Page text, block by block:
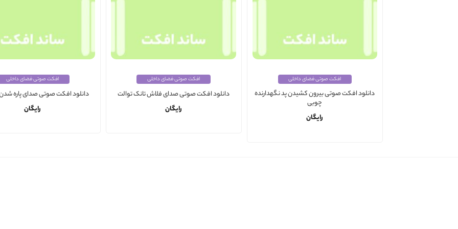
افکت صوتی فضای داخلی
دانلود افکت صوتی بیرون کشیدن پد نگهدارنده
چوبی
رایگان
افکت صوتی فضای داخلی
دانلود افکت صوتی صدای فلاش تانک توالت
رایگان
افکت صوتی فضای داخلی
دانلود افکت صوتی صدای پاره
رایگان